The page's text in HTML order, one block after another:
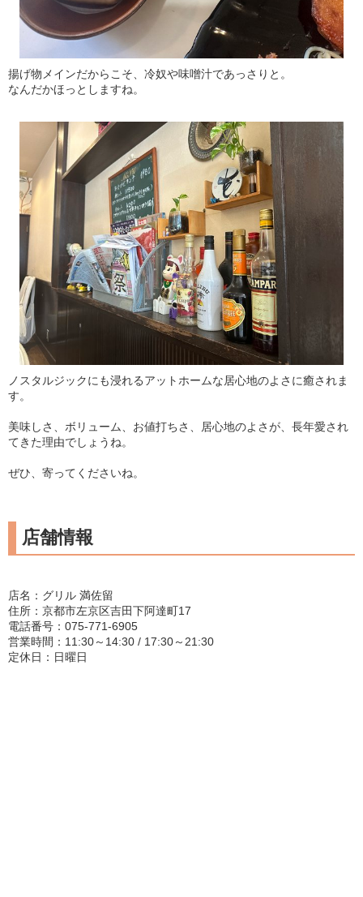
揚げ物メインだからこそ、冷奴や味噌汁であっさりと。
なんだかほっとしますね。
ノスタルジックにも浸れるアットホームな居心地のよさに癒されま
す。
美味しさ、ボリューム、お値打ちさ、居心地のよさが、長年愛され
てきた理由でしょうね。
ぜひ、寄ってくださいね。
店舗情報
店名：グリル 満佐留
住所：京都市左京区吉田下阿達町17
電話番号：075-771-6905
営業時間：11:30～14:30 / 17:30～21:30
定休日：日曜日